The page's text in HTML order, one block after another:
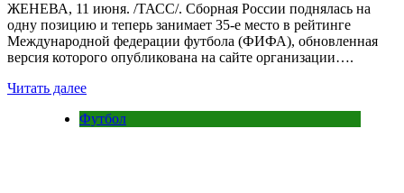
ЖЕНЕВА, 11 июня. /ТАСС/. Сборная России поднялась на
одну позицию и теперь занимает 35-е место в рейтинге
Международной федерации футбола (ФИФА), обновленная
версия которого опубликована на сайте организации….
Читать далее
Футбол